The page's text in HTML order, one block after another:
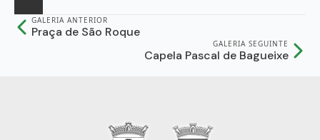
GALERIA ANTERIOR
Praça de São Roque
GALERIA SEGUINTE
Capela Pascal de Bagueixe